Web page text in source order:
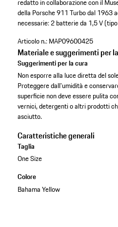
redatto in collaborazione con il
della Porsche 911 Turbo dal 1963
necessarie: 2 batterie da 1,5 V
Articolo n.: MAP09600425
Materiale e suggerimenti per
Suggerimenti per la cura
Non esporre alla luce diretta del
Proteggere dall'umidità e
superficie non deve essere pulita
vernici, detergenti o altri prodotti
asciutto.
Caratteristiche generali
Taglia
One Size
Colore
Bahama Yellow